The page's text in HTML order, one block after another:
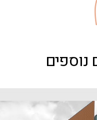
נוספים